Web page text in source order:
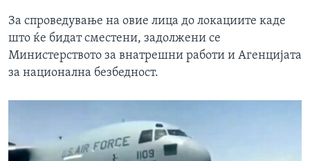
За спроведување на овие лица до локациите каде
што ќе бидат сместени, задолжени се
Министерството за внатрешни работи и Агенцијата
за национална безбедност.